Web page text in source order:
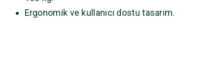
Ergonomik ve kullanıcı dostu tasarım.